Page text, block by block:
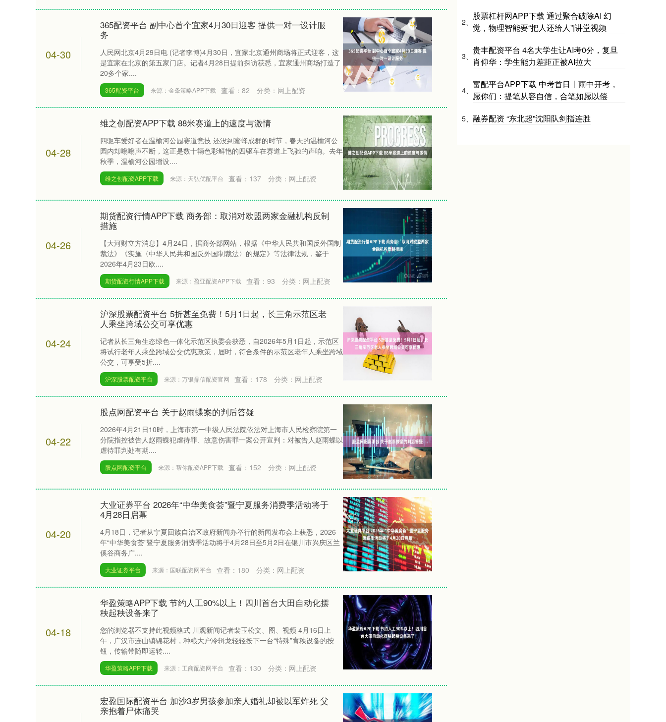
04-30
365配资平台 副中心首个宜家4月30日迎客 提供一对一设计服
务
人民网北京4月29日电 (记者李博)4月30日，宜家北京通州商场将正式迎客，这
是宜家在北京的第五家门店。记者4月28日提前探访获悉，宜家通州商场打造了
20多个家....
365配资平台 来源：金夆策略APP下载 查看： 82 分类： 网上配资
04-28
维之创配资APP下载 88米赛道上的速度与激情
四驱车爱好者在温榆河公园赛道竞技 还没到蜜蜂成群的时节，春天的温榆河公
园内却嗡嗡声不断，这正是数十辆色彩鲜艳的四驱车在赛道上飞驰的声响。去年
秋季，温榆河公园增设....
维之创配资APP下载 来源：天弘优配平台 查看： 137 分类： 网上配资
04-26
期货配资行情APP下载 商务部：取消对欧盟两家金融机构反制
措施
【大河财立方消息】4月24日，据商务部网站，根据《中华人民共和国反外国制
裁法》《实施〈中华人民共和国反外国制裁法〉的规定》等法律法规，鉴于
2026年4月23日欧....
期货配资行情APP下载 来源：盈亚配资APP下载 查看： 93 分类： 网上配资
04-24
沪深股票配资平台 5折甚至免费！5月1日起，长三角示范区老
人乘坐跨域公交可享优惠
记者从长三角生态绿色一体化示范区执委会获悉，自2026年5月1日起，示范区
将试行老年人乘坐跨域公交优惠政策，届时，符合条件的示范区老年人乘坐跨域
公交，可享受5折....
沪深股票配资平台 来源：万银鼎信配资官网 查看： 178 分类： 网上配资
04-22
股点网配资平台 关于赵雨蝶案的判后答疑
2026年4月21日10时，上海市第一中级人民法院依法对上海市人民检察院第一
分院指控被告人赵雨蝶犯虐待罪、故意伤害罪一案公开宣判：对被告人赵雨蝶以
虐待罪判处有期....
股点网配资平台 来源：帮你配资APP下载 查看： 152 分类： 网上配资
04-20
大业证券平台 2026年“中华美食荟”暨宁夏服务消费季活动将于
4月28日启幕
4月18日，记者从宁夏回族自治区政府新闻办举行的新闻发布会上获悉，2026
年“中华美食荟”暨宁夏服务消费季活动将于4月28日至5月2日在银川市兴庆区兰
傒谷商务广....
大业证券平台 来源：国联配资网平台 查看： 180 分类： 网上配资
04-18
华盈策略APP下载 节约人工90%以上！四川首台大田自动化摆
秧起秧设备来了
您的浏览器不支持此视频格式 川观新闻记者裴玉松文、图、视频 4月16日上
午，广汉市连山镇锦花村，种粮大户冷辑龙轻轻按下一台“特殊”育秧设备的按
钮，传输带随即运转....
华盈策略APP下载 来源：工商配资网平台 查看： 130 分类： 网上配资
宏盈国际配资平台 加沙3岁男孩参加亲人婚礼却被以军炸死 父
亲抱着尸体痛哭
2、
股票杠杆网APP下载 通过聚合破除AI 幻
觉，物理智能要“把人还给人”|讲堂视频
3、
贵丰配资平台 4名大学生让AI考0分，复旦
肖仰华：学生能力差距正被AI拉大
4、
富配平台APP下载 中考首日丨雨中开考，
愿你们：提笔从容自信，合笔如愿以偿
5、 融券配资 “东北超”沈阳队剑指连胜